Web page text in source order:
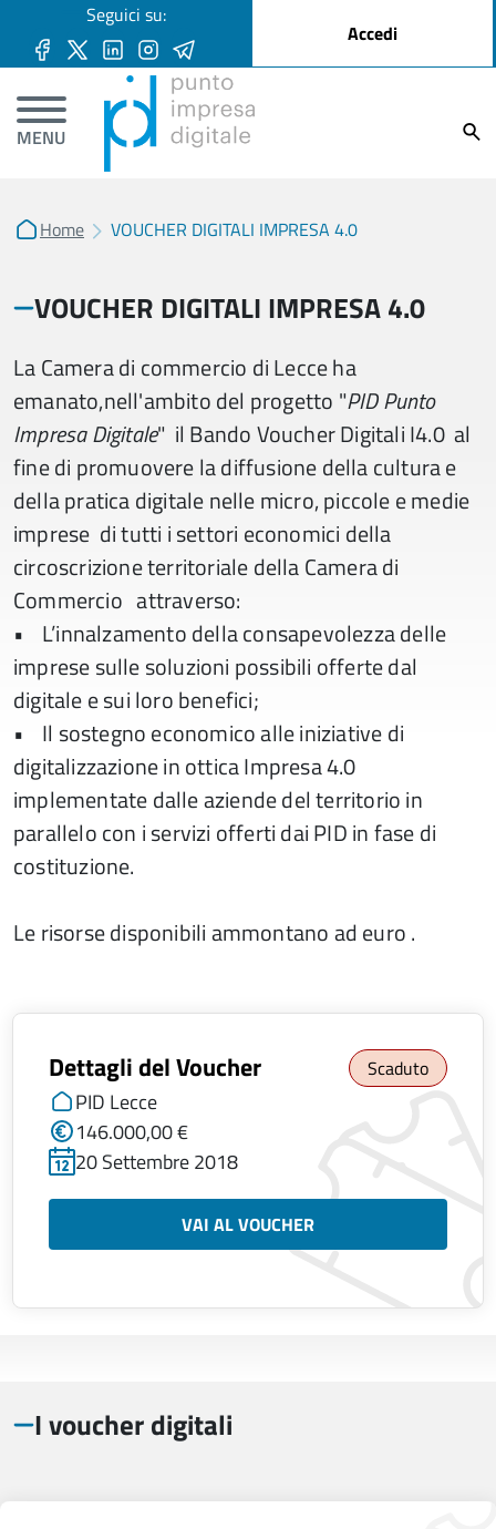
Seguici su: User account menu
Accedi
MENU
Home VOUCHER DIGITALI IMPRESA 4.0
VOUCHER DIGITALI IMPRESA 4.0
La Camera di commercio di Lecce ha
emanato,nell'ambito del progetto "PID Punto
Impresa Digitale" il Bando Voucher Digitali I4.0 al
fine di promuovere la diffusione della cultura e
della pratica digitale nelle micro, piccole e medie
imprese di tutti i settori economici della
circoscrizione territoriale della Camera di
Commercio attraverso:
• L’innalzamento della consapevolezza delle
imprese sulle soluzioni possibili offerte dal
digitale e sui loro benefici;
• Il sostegno economico alle iniziative di
digitalizzazione in ottica Impresa 4.0
implementate dalle aziende del territorio in
parallelo con i servizi offerti dai PID in fase di
costituzione.
Le risorse disponibili ammontano ad euro .
Dettagli del Voucher Scaduto
PID Lecce
146.000,00 €
20 Settembre 2018
VAI AL VOUCHER
I voucher digitali